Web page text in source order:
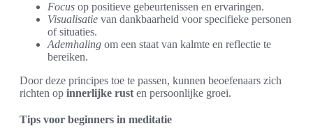
Focus op positieve gebeurtenissen en ervaringen.
Visualisatie van dankbaarheid voor specifieke personen
of situaties.
Ademhaling om een staat van kalmte en reflectie te
bereiken.
Door deze principes toe te passen, kunnen beoefenaars zich
richten op innerlijke rust en persoonlijke groei.
Tips voor beginners in meditatie